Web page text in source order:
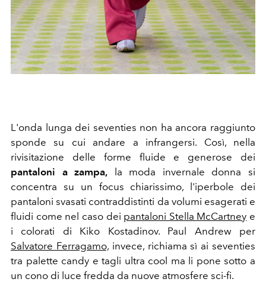
L'onda lunga dei seventies non ha ancora raggiunto
sponde su cui andare a infrangersi. Così, nella
rivisitazione delle forme fluide e generose dei
pantaloni a zampa, la moda invernale donna si
concentra su un focus chiarissimo, l'iperbole dei
pantaloni svasati contraddistinti da volumi esagerati e
fluidi come nel caso dei pantaloni Stella McCartney e
i colorati di Kiko Kostadinov. Paul Andrew per
Salvatore Ferragamo,invece, richiama sì ai seventies
tra palette candy e tagli ultra cool ma li pone sotto a
un cono di luce fredda da nuove atmosfere sci-fi.